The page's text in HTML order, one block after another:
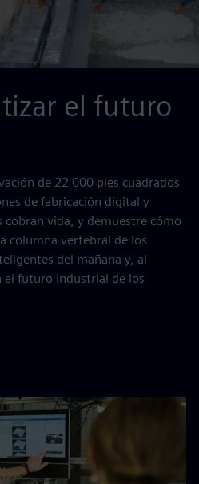
el futuro
de 22 000 pies cuadrados
de fabricación digital y
cobran vida, y demuestre cómo
columna vertebral de los
del mañana y, al
futuro industrial de los